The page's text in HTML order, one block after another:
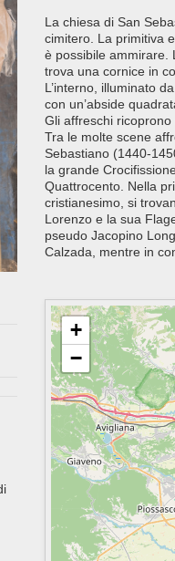
La chiesa di San
cimitero. La primitiva
è possibile ammirare.
trova una cornice in
L’interno, illuminato
con un’abside
Gli affreschi
Tra le molte scene
Sebastiano (1440-
la grande
Quattrocento. Nella
cristianesimo, si
Lorenzo e la sua
pseudo Jacopino
Calzada, mentre in
+
−